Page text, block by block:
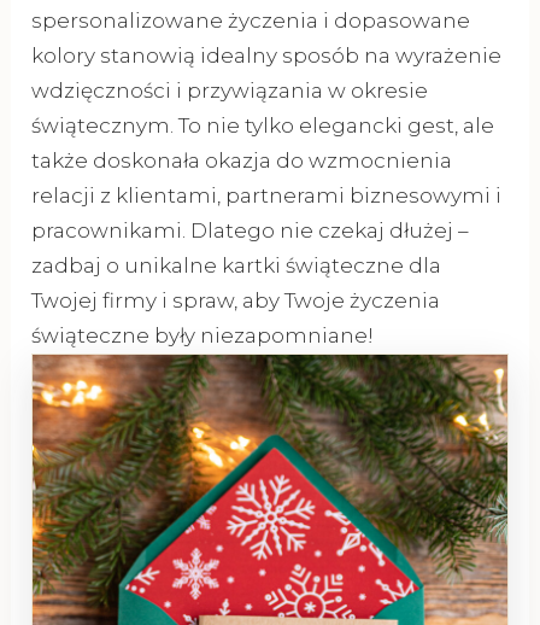
spersonalizowane życzenia i dopasowane
kolory stanowią idealny sposób na wyrażenie
wdzięczności i przywiązania w okresie
świątecznym. To nie tylko elegancki gest, ale
także doskonała okazja do wzmocnienia
relacji z klientami, partnerami biznesowymi i
pracownikami. Dlatego nie czekaj dłużej –
zadbaj o unikalne kartki świąteczne dla
Twojej firmy i spraw, aby Twoje życzenia
świąteczne były niezapomniane!